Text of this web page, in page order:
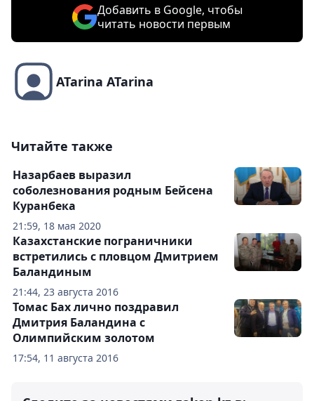
Добавить в Google, чтобы
читать новости первым
ATarina ATarina
Читайте также
21:59, 18 мая 2020
Назарбаев выразил
соболезнования родным Бейсена
Куранбека
21:44, 23 августа 2016
Казахстанские пограничники
встретились c пловцом Дмитрием
Баландиным
17:54, 11 августа 2016
Томас Бах лично поздравил
Дмитрия Баландина с
Олимпийским золотом